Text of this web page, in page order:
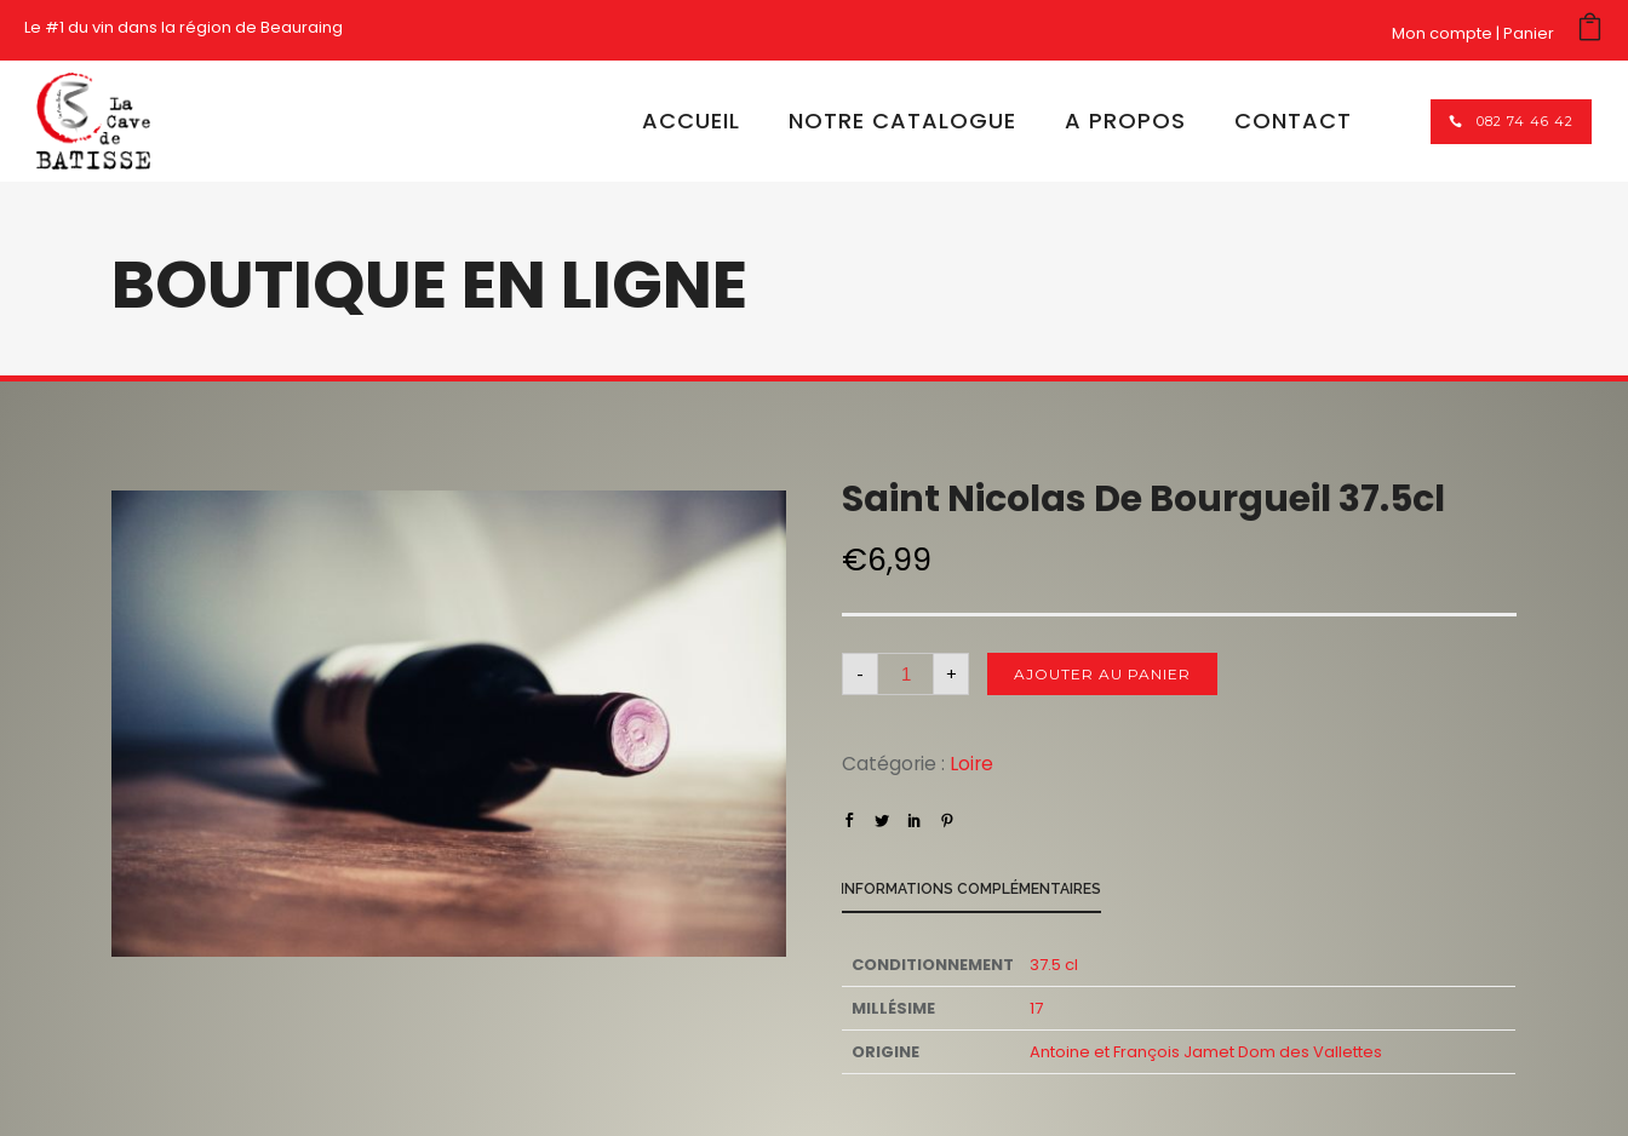
Le #1 du vin dans la région de Beauraing Mon compte Panier
082 74 46 42
ACCUEIL NOTRE CATALOGUE A PROPOS CONTACT
BOUTIQUE EN LIGNE
Saint Nicolas De Bourgueil 37.5cl
€6,99
- + AJOUTER AU PANIER
Catégorie : Loire
INFORMATIONS COMPLÉMENTAIRES
CONDITIONNEMENT
37.5 cl
MILLÉSIME
17
ORIGINE
Antoine et François Jamet Dom des Vallettes